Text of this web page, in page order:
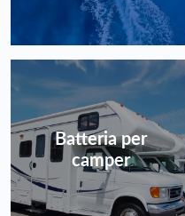
Batteria per
camper